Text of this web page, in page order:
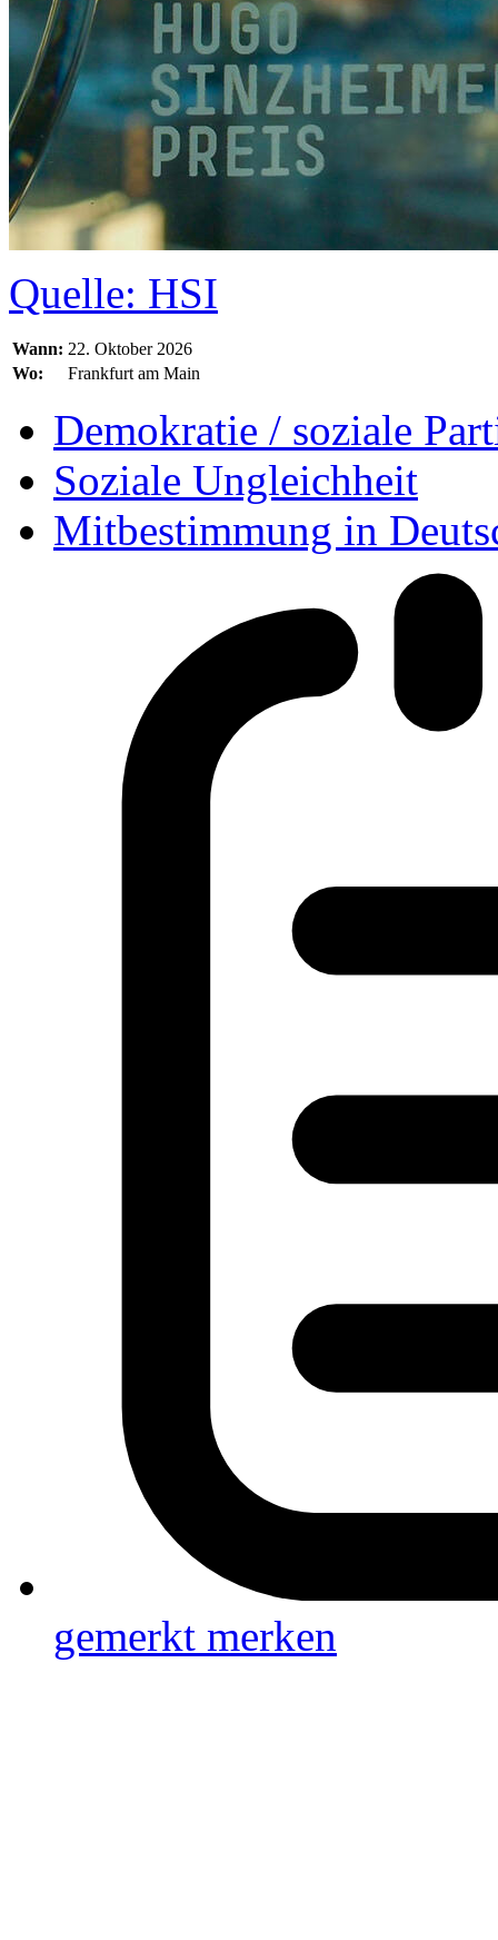
Quelle: HSI
Wann: 22. Oktober 2026
Wo:
Frankfurt am Main
Demokratie / soziale
Soziale Ungleichheit
Mitbestimmung in
gemerkt merken